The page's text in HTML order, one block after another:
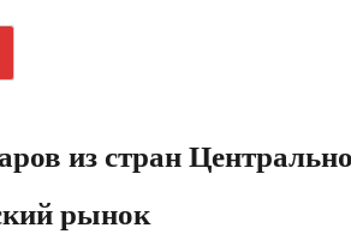
из стран
рынок